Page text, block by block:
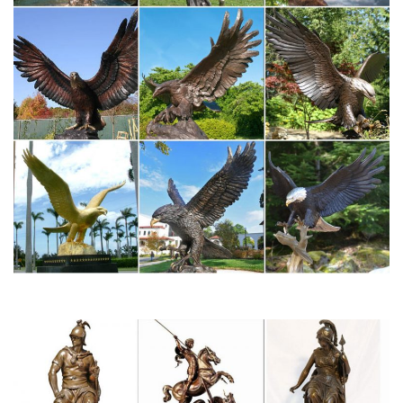
Статуэтки профессий и хобби – купить в интернет-магазине
Пароль должен быть не менее 6 символов длиной. *Поля,
обязательные для заполнения.УвеличитьВ корзину Статуэтки
профессий и хоббиPRO-16 Статуэтка «Пожарный»
(Profisti.Parastone)12 320 руб.11 704 руб.
Статуэтки – символ 2018 года – Собака – покупайте в Москве
по…
Приобрести товары из раздела Статуэтки – символ 2018 года
– Собака, по низкой | оптовой цене можно в нашем интернет –
магазине Фабрика Желаний. Широкий ассортимент.
Статуэтки собак в интернет-магазине Для Тебя
напольная с часами "Собака Сэр Джон".Скульптуpа
"Счастливый кот и пес-сноб". N70117.
Фигурки и статуэтки